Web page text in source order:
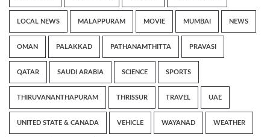
LOCAL NEWS MALAPPURAM MOVIE MUMBAI NEWS
OMAN PALAKKAD PATHANAMTHITTA PRAVASI
QATAR SAUDI ARABIA SCIENCE SPORTS
THIRUVANANTHAPURAM THRISSUR TRAVEL UAE
UNITED STATE & CANADA VEHICLE WAYANAD WEATHER